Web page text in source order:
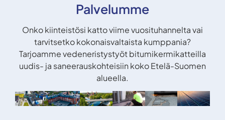
Palvelumme
Onko kiinteistösi katto viime vuosituhannelta vai
tarvitsetko kokonaisvaltaista kumppania?
Tarjoamme vedeneristystyöt bitumikermikatteilla
uudis- ja saneerauskohteisiin koko Etelä-Suomen
alueella.